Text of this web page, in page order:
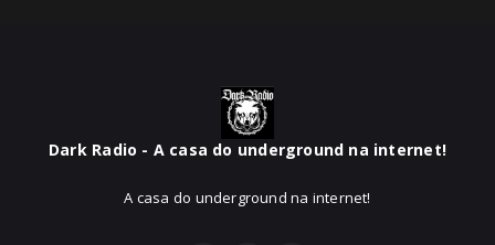
Dark Radio - A casa do underground na internet!
A casa do underground na internet!